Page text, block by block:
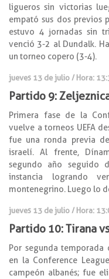
ligueros sin victorias
empató sus dos previos
estuvo 4 jornadas sin
venció 3-2 al Dundalk.
un torneo copero (3-4).
jueves 13 de julio / Hora:
Partido 9:
Primera fase de la
vuelve a torneos UEFA
fue una ronda previa
israelí. Al frente,
segundo año seguido
instancia logrando
montenegrino. Luego lo
jueves 13 de julio / Hora:
Partido 10: Tirana
Por segunda temporada
en la Conference
campeón albanés; fue